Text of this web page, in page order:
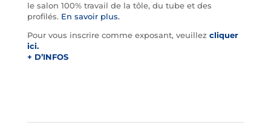
le salon 100% travail de la tôle, du tube et des
profilés. En savoir plus.
Pour vous inscrire comme exposant, veuillez cliquer
ici.
+ D’INFOS